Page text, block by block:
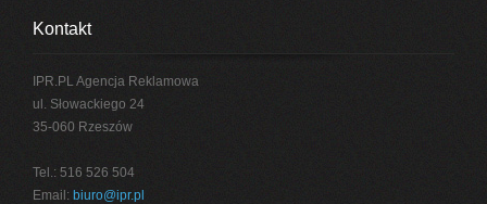
Kontakt
IPR.PL Agencja Reklamowa
ul. Słowackiego 24
35-060 Rzeszów
Tel.: 516 526 504
Email: biuro@ipr.pl